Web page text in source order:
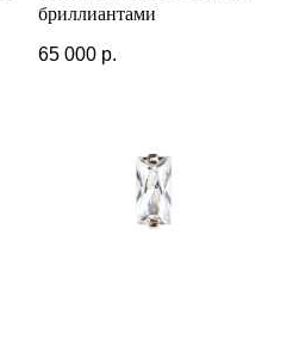
бриллиантами
65 000 р.